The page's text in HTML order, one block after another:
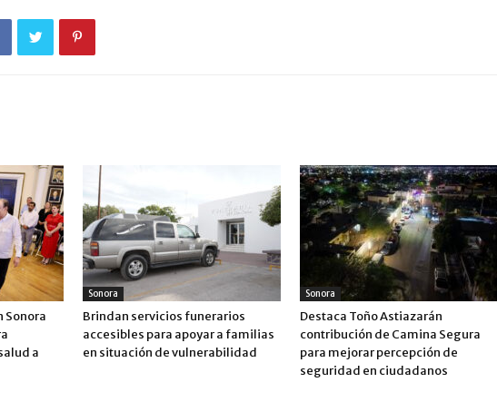
Sonora
a
Sonora
Brindan servicios funerarios
accesibles para apoyar a familias
en situación de vulnerabilidad
Sonora
Destaca Toño Astiazarán
contribución de Camina Segura
para mejorar percepción de
seguridad en ciudadanos